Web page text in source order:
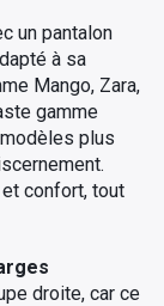
un pantalon
à sa
Mango, Zara,
gamme
plus
confort, tout
droite, car ce